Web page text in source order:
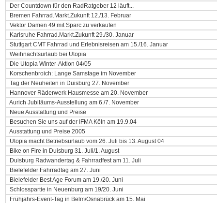
Der Countdown für den RadRatgeber 12 läuft...
Bremen Fahrrad.Markt.Zukunft 12./13. Februar
Vektor Damen 49 mit Sparc zu verkaufen
Karlsruhe Fahrrad.Markt.Zukunft 29./30. Januar
Stuttgart CMT Fahrrad und Erlebnisreisen am 15./16. Januar
Weihnachtsurlaub bei Utopia
Die Utopia Winter-Aktion 04/05
Korschenbroich: Lange Samstage im November
Tag der Neuheiten in Duisburg 27. November
Hannover Räderwerk Hausmesse am 20. November
Aurich Jubiläums-Ausstellung am 6./7. November
Neue Ausstattung und Preise
Besuchen Sie uns auf der IFMA Köln am 19.9.04
Ausstattung und Preise 2005
Utopia macht Betriebsurlaub vom 26. Juli bis 13. August 04
Bike on Fire in Duisburg 31. Juli/1. August
Duisburg Radwandertag & Fahrradfest am 11. Juli
Bielefelder Fahrradtag am 27. Juni
Bielefelder Best Age Forum am 19./20. Juni
Schlosspartie in Neuenburg am 19/20. Juni
Frühjahrs-Event-Tag in Belm/Osnabrück am 15. Mai